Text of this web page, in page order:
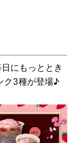
にもっととき
ク3種が登場♪